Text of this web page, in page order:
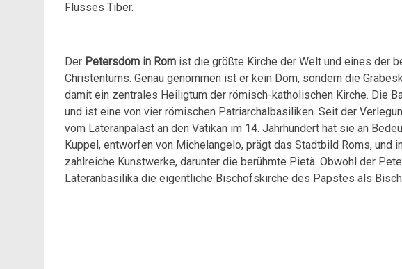
Flusses Tiber.
Der Petersdom in Rom ist die größte Kirche der Welt und eines der
Christentums. Genau genommen ist er kein Dom, sondern die
damit ein zentrales Heiligtum der römisch-katholischen Kirche. Die
und ist eine von vier römischen Patriarchalbasiliken. Seit der
vom Lateranpalast an den Vatikan im 14. Jahrhundert hat sie an
Kuppel, entworfen von Michelangelo, prägt das Stadtbild Roms, und
zahlreiche Kunstwerke, darunter die berühmte Pietà. Obwohl der
Lateranbasilika die eigentliche Bischofskirche des Papstes als